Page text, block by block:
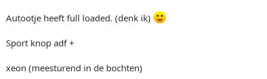
Autootje heeft full loaded. (denk ik)
Sport knop adf +
xeon (meesturend in de bochten)